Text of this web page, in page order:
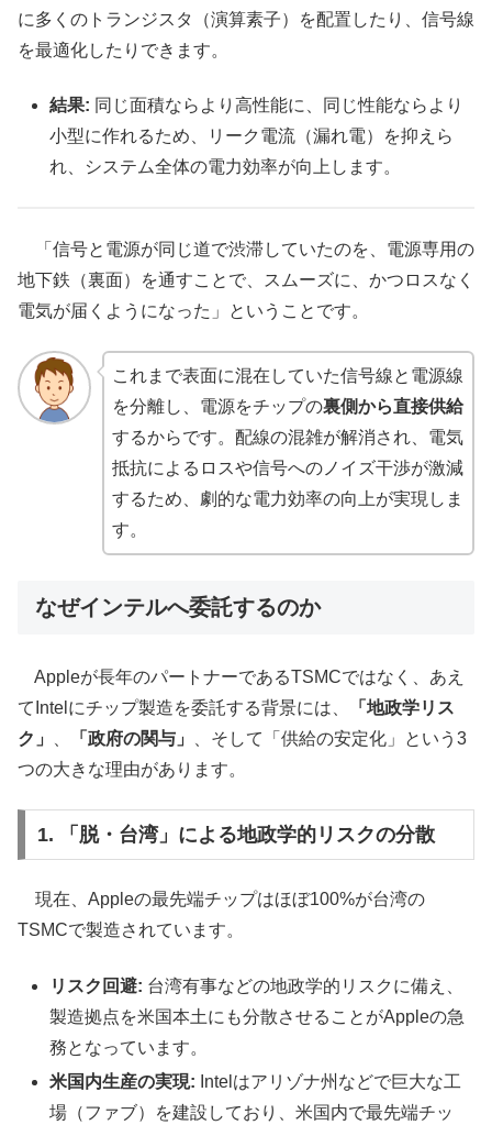
に多くのトランジスタ（演算素子）を配置したり、信号線
を最適化したりできます。
結果: 同じ面積ならより高性能に、同じ性能ならより
小型に作れるため、リーク電流（漏れ電）を抑えら
れ、システム全体の電力効率が向上します。
「信号と電源が同じ道で渋滞していたのを、電源専用の
地下鉄（裏面）を通すことで、スムーズに、かつロスなく
電気が届くようになった」ということです。
これまで表面に混在していた信号線と電源線
を分離し、電源をチップの裏側から直接供給
するからです。配線の混雑が解消され、電気
抵抗によるロスや信号へのノイズ干渉が激減
するため、劇的な電力効率の向上が実現しま
す。
なぜインテルへ委託するのか
Appleが長年のパートナーであるTSMCではなく、あえ
てIntelにチップ製造を委託する背景には、
「地政学リス
ク」
「政府の関与」
、そして「供給の安定化」という3
つの大きな理由があります。
1. 「脱・台湾」による地政学的リスクの分散
現在、Appleの最先端チップはほぼ100%が台湾の
TSMCで製造されています。
リスク回避: 台湾有事などの地政学的リスクに備え、
製造拠点を米国本土にも分散させることがAppleの急
務となっています。
米国内生産の実現: Intelはアリゾナ州などで巨大な工
場（ファブ）を建設しており、米国内で最先端チッ